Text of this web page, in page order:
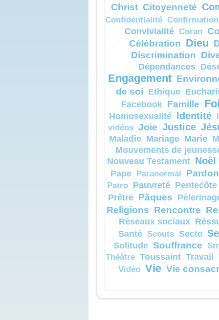
et il sortit
À l’heure
guéri.
et lui
« Pour
que nous,
nous
l’expulser
Jésus
« En
foi.
Amen, je
si vous
gros
moutarde,
vous
là-bas”,
et elle se
rien ne
–
de Dieu.
Christ Citoyenneté
Confidentialité Confirmation
Convivialité Coran
Célébration Dieu
Discrimination
Dépendances
Engagement
de soi Ethique
Facebook Famille
Homosexualité Identité
vidéos Joie Justice
Maladie Mariage Marie
Mouvements de
Nouveau Testament Noël
Pape Paranormal Pardon
Patro Pauvreté Pentecôte
Prêtre Pâques
Religions Rencontre
Réseaux sociaux
Santé Scouts Secte
Solitude Souffrance
Théâtre Toussaint Travail
Vidéo Vie Vie